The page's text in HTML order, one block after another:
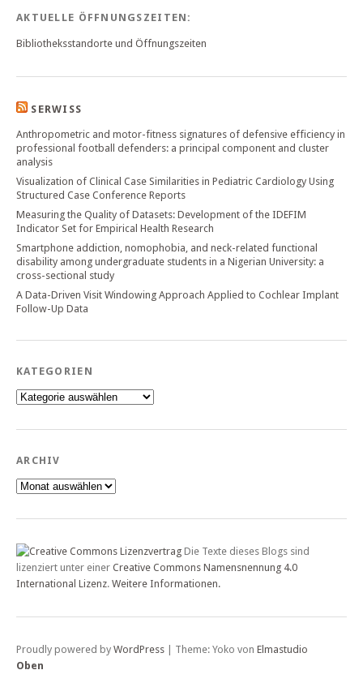
AKTUELLE ÖFFNUNGSZEITEN:
Bibliotheksstandorte und Öffnungszeiten
SERWISS
Anthropometric and motor-fitness signatures of defensive efficiency in
professional football defenders: a principal component and cluster
analysis
Visualization of Clinical Case Similarities in Pediatric Cardiology Using
Structured Case Conference Reports
Measuring the Quality of Datasets: Development of the IDEFIM
Indicator Set for Empirical Health Research
Smartphone addiction, nomophobia, and neck-related functional
disability among undergraduate students in a Nigerian University: a
cross-sectional study
A Data-Driven Visit Windowing Approach Applied to Cochlear Implant
Follow-Up Data
KATEGORIEN
Kategorien
ARCHIV
Archiv
Die Texte dieses Blogs sind
lizenziert unter einer Creative Commons Namensnennung 4.0
International Lizenz. Weitere Informationen.
Proudly powered by WordPress Theme: Yoko von Elmastudio
Oben